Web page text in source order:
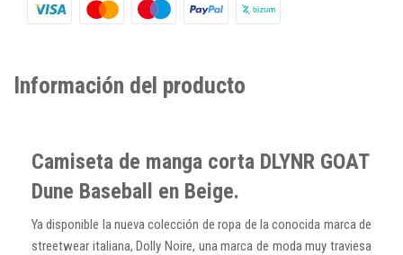
Información del producto
Camiseta de manga corta DLYNR GOAT
Dune Baseball en Beige.
Ya disponible la nueva colección de ropa de la conocida marca de
streetwear italiana, Dolly Noire, una marca de moda muy traviesa